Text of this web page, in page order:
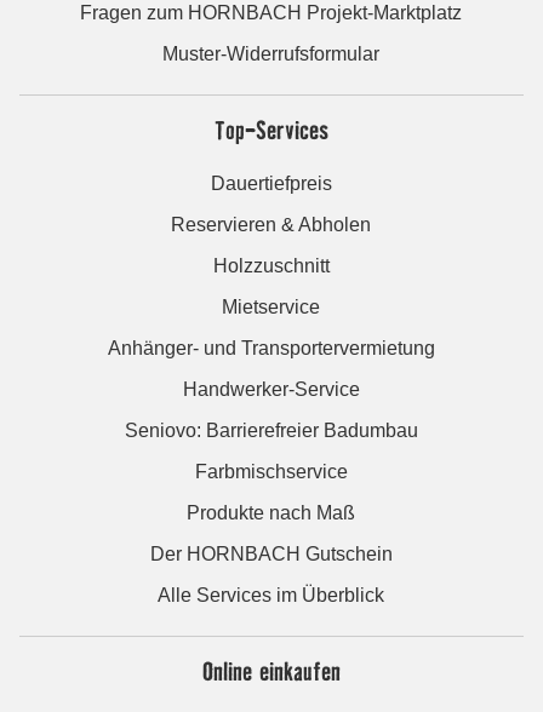
Fragen zum HORNBACH Projekt-Marktplatz
Muster-Widerrufsformular
Top-Services
Dauertiefpreis
Reservieren & Abholen
Holzzuschnitt
Mietservice
Anhänger- und Transportervermietung
Handwerker-Service
Seniovo: Barrierefreier Badumbau
Farbmischservice
Produkte nach Maß
Der HORNBACH Gutschein
Alle Services im Überblick
Online einkaufen